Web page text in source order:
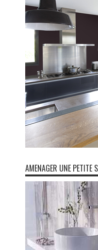
AMENAGER UNE PETITE